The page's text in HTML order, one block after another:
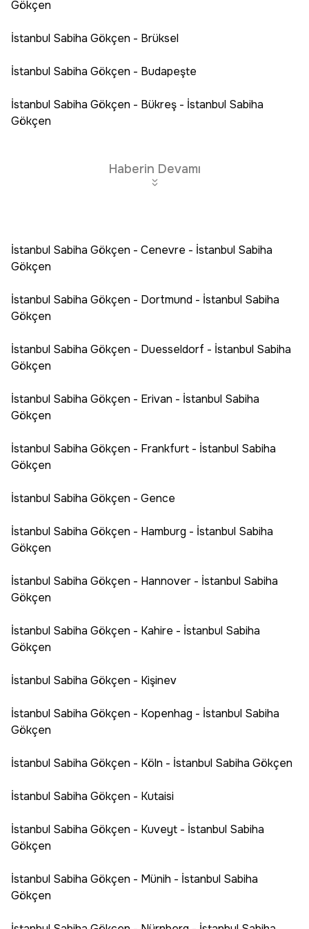
Gökçen
İstanbul Sabiha Gökçen - Brüksel
İstanbul Sabiha Gökçen - Budapeşte
İstanbul Sabiha Gökçen - Bükreş - İstanbul Sabiha
Gökçen
Haberin Devamı
İstanbul Sabiha Gökçen - Cenevre - İstanbul Sabiha
Gökçen
İstanbul Sabiha Gökçen - Dortmund - İstanbul Sabiha
Gökçen
İstanbul Sabiha Gökçen - Duesseldorf - İstanbul Sabiha
Gökçen
İstanbul Sabiha Gökçen - Erivan - İstanbul Sabiha
Gökçen
İstanbul Sabiha Gökçen - Frankfurt - İstanbul Sabiha
Gökçen
İstanbul Sabiha Gökçen - Gence
İstanbul Sabiha Gökçen - Hamburg - İstanbul Sabiha
Gökçen
İstanbul Sabiha Gökçen - Hannover - İstanbul Sabiha
Gökçen
İstanbul Sabiha Gökçen - Kahire - İstanbul Sabiha
Gökçen
İstanbul Sabiha Gökçen - Kişinev
İstanbul Sabiha Gökçen - Kopenhag - İstanbul Sabiha
Gökçen
İstanbul Sabiha Gökçen - Köln - İstanbul Sabiha Gökçen
İstanbul Sabiha Gökçen - Kutaisi
İstanbul Sabiha Gökçen - Kuveyt - İstanbul Sabiha
Gökçen
İstanbul Sabiha Gökçen - Münih - İstanbul Sabiha
Gökçen